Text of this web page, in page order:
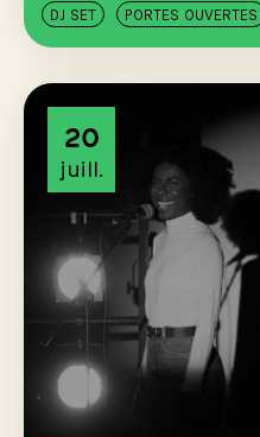
DJ SET PORTES OUVERTES
20
juill.